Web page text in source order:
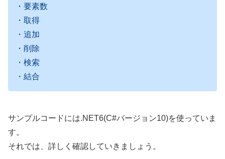
・要素数
・取得
・追加
・削除
・検索
・結合
サンプルコードには.NET6(C#バージョン10)を使っていま
す。
それでは、詳しく確認していきましょう。